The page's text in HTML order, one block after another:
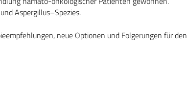
Aspergillus–Spezies.
neue Optionen und Folgerungen für den